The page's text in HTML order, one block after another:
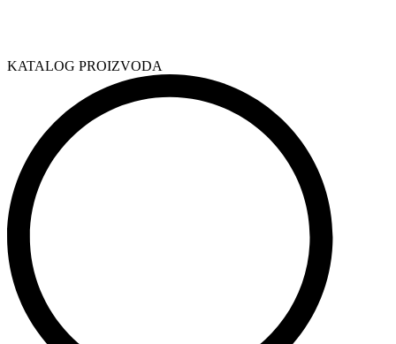
KATALOG PROIZVODA